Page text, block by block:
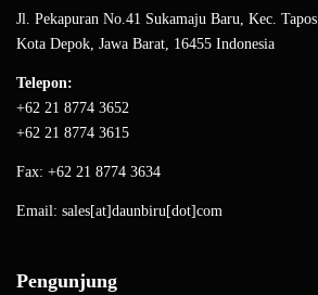
Jl. Pekapuran No.41 Sukamaju Baru, Kec. Tapos
Kota Depok, Jawa Barat, 16455 Indonesia
Telepon:
+62 21 8774 3652
+62 21 8774 3615
Fax: +62 21 8774 3634
Email: sales[at]daunbiru[dot]com
Pengunjung